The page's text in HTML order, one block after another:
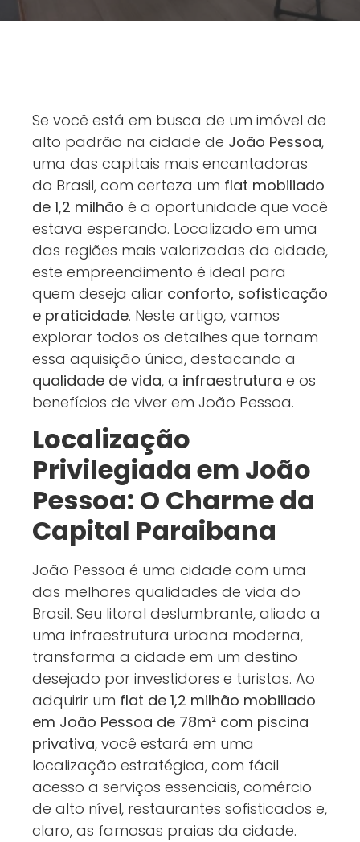
Se você está em busca de um imóvel de
alto padrão na cidade de João Pessoa,
uma das capitais mais encantadoras
do Brasil, com certeza um flat mobiliado
de 1,2 milhão é a oportunidade que você
estava esperando. Localizado em uma
das regiões mais valorizadas da cidade,
este empreendimento é ideal para
quem deseja aliar conforto, sofisticação
e praticidade. Neste artigo, vamos
explorar todos os detalhes que tornam
essa aquisição única, destacando a
qualidade de vida, a infraestrutura e os
benefícios de viver em João Pessoa.
Localização
Privilegiada em João
Pessoa: O Charme da
Capital Paraibana
João Pessoa é uma cidade com uma
das melhores qualidades de vida do
Brasil. Seu litoral deslumbrante, aliado a
uma infraestrutura urbana moderna,
transforma a cidade em um destino
desejado por investidores e turistas. Ao
adquirir um flat de 1,2 milhão mobiliado
em João Pessoa de 78m² com piscina
privativa, você estará em uma
localização estratégica, com fácil
acesso a serviços essenciais, comércio
de alto nível, restaurantes sofisticados e,
claro, as famosas praias da cidade.